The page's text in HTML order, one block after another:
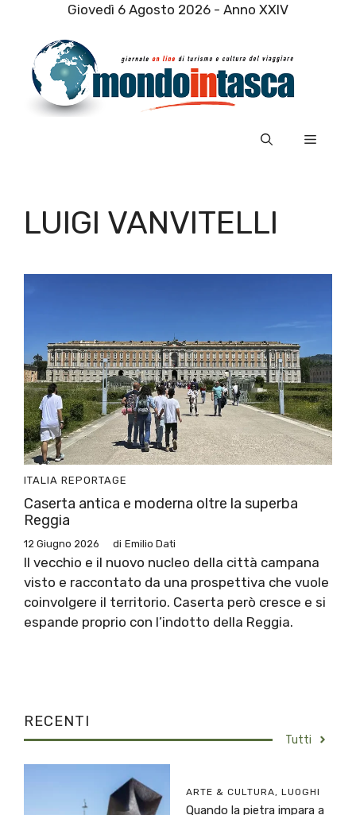
contenuto
Giovedì 6 Agosto 2026 - Anno XXIV
Menu
LUIGI VANVITELLI
ITALIA REPORTAGE
Caserta antica e moderna oltre la superba
Reggia
12 Giugno 2026 di Emilio Dati
Il vecchio e il nuovo nucleo della città campana
visto e raccontato da una prospettiva che vuole
coinvolgere il territorio. Caserta però cresce e si
espande proprio con l’indotto della Reggia.
RECENTI
Tutti
ARTE & CULTURA, LUOGHI
Quando la pietra impara a